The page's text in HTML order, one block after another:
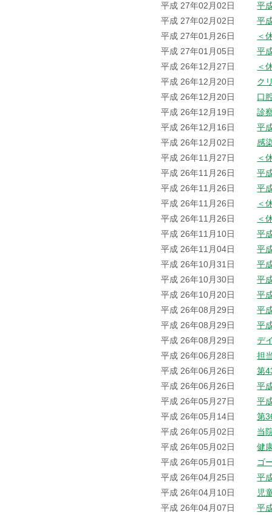
平成 27年02月02日
平
平成 27年02月02日
平
平成 27年01月26日
＜
平成 27年01月05日
平
平成 26年12月27日
＜
平成 26年12月20日
ク
平成 26年12月20日
口
平成 26年12月19日
診
平成 26年12月16日
平
平成 26年12月02日
感
平成 26年11月27日
＜
平成 26年11月26日
平
平成 26年11月26日
平
平成 26年11月26日
＜
平成 26年11月26日
＜
平成 26年11月10日
平
平成 26年11月04日
平
平成 26年10月31日
平
平成 26年10月30日
平
平成 26年10月20日
平
平成 26年08月29日
平
平成 26年08月29日
平
平成 26年08月29日
デ
平成 26年06月28日
担
平成 26年06月26日
第
平成 26年06月26日
平
平成 26年05月27日
平
平成 26年05月14日
第
平成 26年05月02日
当
平成 26年05月02日
健
平成 26年05月01日
ゴ
平成 26年04月25日
平
平成 26年04月10日
児
平成 26年04月07日
平